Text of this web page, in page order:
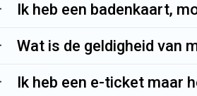
Ik heb een badenkaart,
Wat is de geldigheid van
Ik heb een e-ticket maar